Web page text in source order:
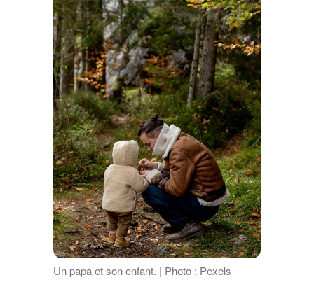
Un papa et son enfant. | Photo : Pexels